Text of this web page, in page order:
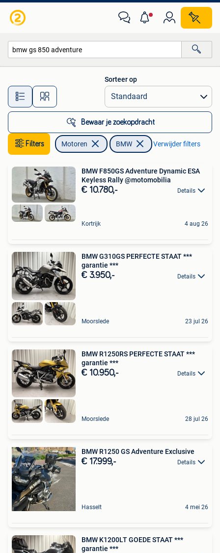
Alle afstanden…
Sorteer op
Bewaar je zoekopdracht
Filters Motoren BMW Verwijder filters
BMW F850GS Adventure Dynamic ESA
Keyless Rally @motomobilia
€ 10.780,- Details
Kortrijk 4 aug 26
BMW G310GS PERFECTE STAAT ***
garantie ***
€ 3.950,- Details
Moorslede 23 jul 26
BMW R1250RS PERFECTE STAAT ***
garantie ***
€ 10.950,- Details
Moorslede 28 jul 26
BMW R1250 GS Adventure Exclusive
€ 17.999,- Details
Hasselt 4 mei 26
BMW K1200LT GOEDE STAAT ***
garantie ***